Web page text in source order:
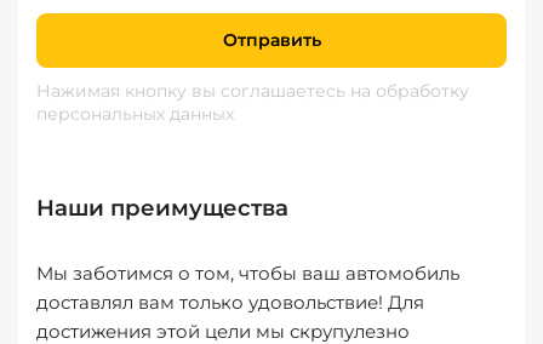
Отправить
Нажимая кнопку вы соглашаетесь на обработку
персональных данных
Наши преимущества
Мы заботимся о том, чтобы ваш автомобиль
доставлял вам только удовольствие! Для
достижения этой цели мы скрупулезно